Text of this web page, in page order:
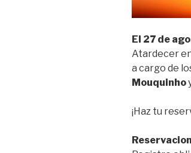
El 27 de
Atardecer
a cargo de
Mouquinho
¡Haz tu